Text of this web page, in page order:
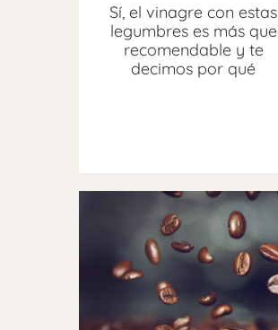
Sí, el vinagre con estas
legumbres es más que
recomendable y te
decimos por qué